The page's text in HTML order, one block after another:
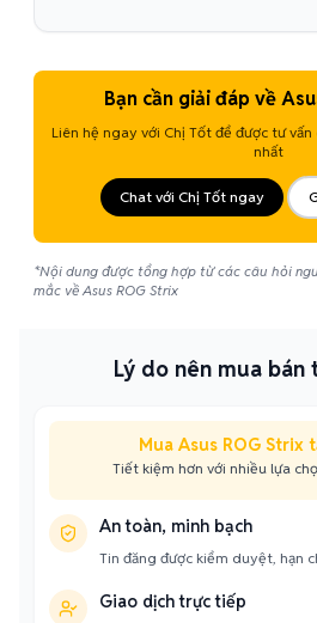
Bạn cần giải đáp về
Liên hệ ngay với Chị Tốt để được tư
nhất
Chat với Chị Tốt ngay
*Nội dung được tổng hợp từ các câu hỏi
mắc về Asus ROG Strix
Lý do nên mua bán
Mua Asus ROG Strix
Tiết kiệm hơn với nhiều lựa
An toàn, minh bạch
Tin đăng được kiểm duyệt, hạn
Giao dịch trực tiếp